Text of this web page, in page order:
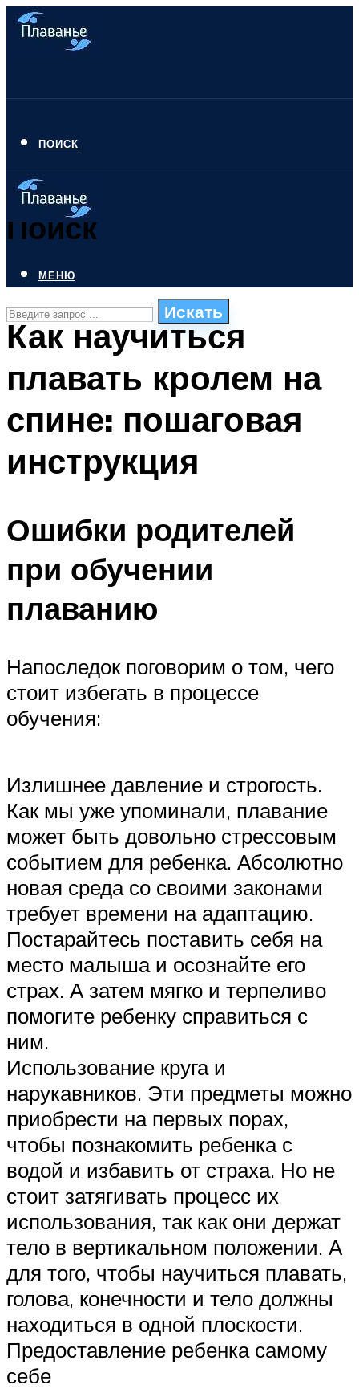
ПОИСК
Поиск
Искать
СТИЛИ ПЛАВАНЬЯ
ПЛАВАНЬЕ ДЛЯ ДЕТЕЙ
БАССЕЙН ДЛЯ ДОМА
МЕНЮ
Как научиться
плавать кролем на
спине: пошаговая
инструкция
Ошибки родителей
при обучении
плаванию
Напоследок поговорим о том, чего
стоит избегать в процессе
обучения:
Излишнее давление и строгость.
Как мы уже упоминали, плавание
может быть довольно стрессовым
событием для ребенка. Абсолютно
новая среда со своими законами
требует времени на адаптацию.
Постарайтесь поставить себя на
место малыша и осознайте его
страх. А затем мягко и терпеливо
помогите ребенку справиться с
ним.
Использование круга и
нарукавников. Эти предметы можно
приобрести на первых порах,
чтобы познакомить ребенка с
водой и избавить от страха. Но не
стоит затягивать процесс их
использования, так как они держат
тело в вертикальном положении. А
для того, чтобы научиться плавать,
голова, конечности и тело должны
находиться в одной плоскости.
Предоставление ребенка самому
себе